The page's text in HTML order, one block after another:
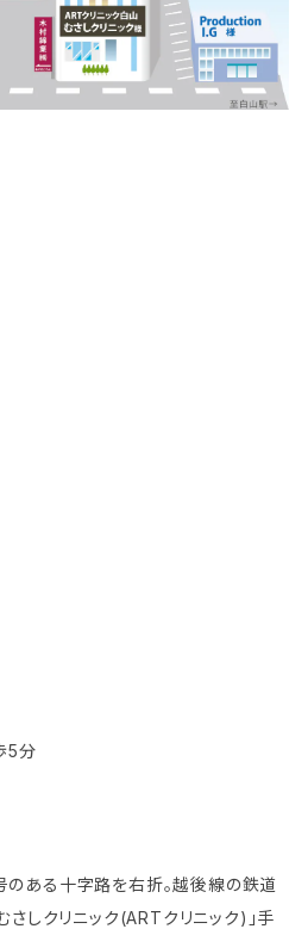
5分
のある十字路を右折。越後線の鉄道
さしクリニック(ARTクリニック)」手